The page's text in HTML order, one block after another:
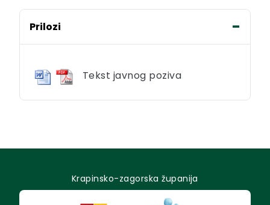
Prilozi
Tekst javnog poziva
Krapinsko-zagorska županija